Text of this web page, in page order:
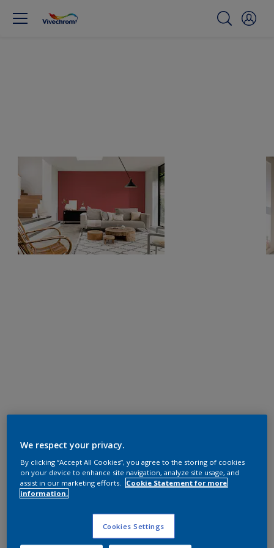
We respect your privacy.
By clicking “Accept All Cookies”, you agree to the storing of cookies
on your device to enhance site navigation, analyze site usage, and
assist in our marketing efforts.
Cookie Statement for more
information.
Cookies Settings